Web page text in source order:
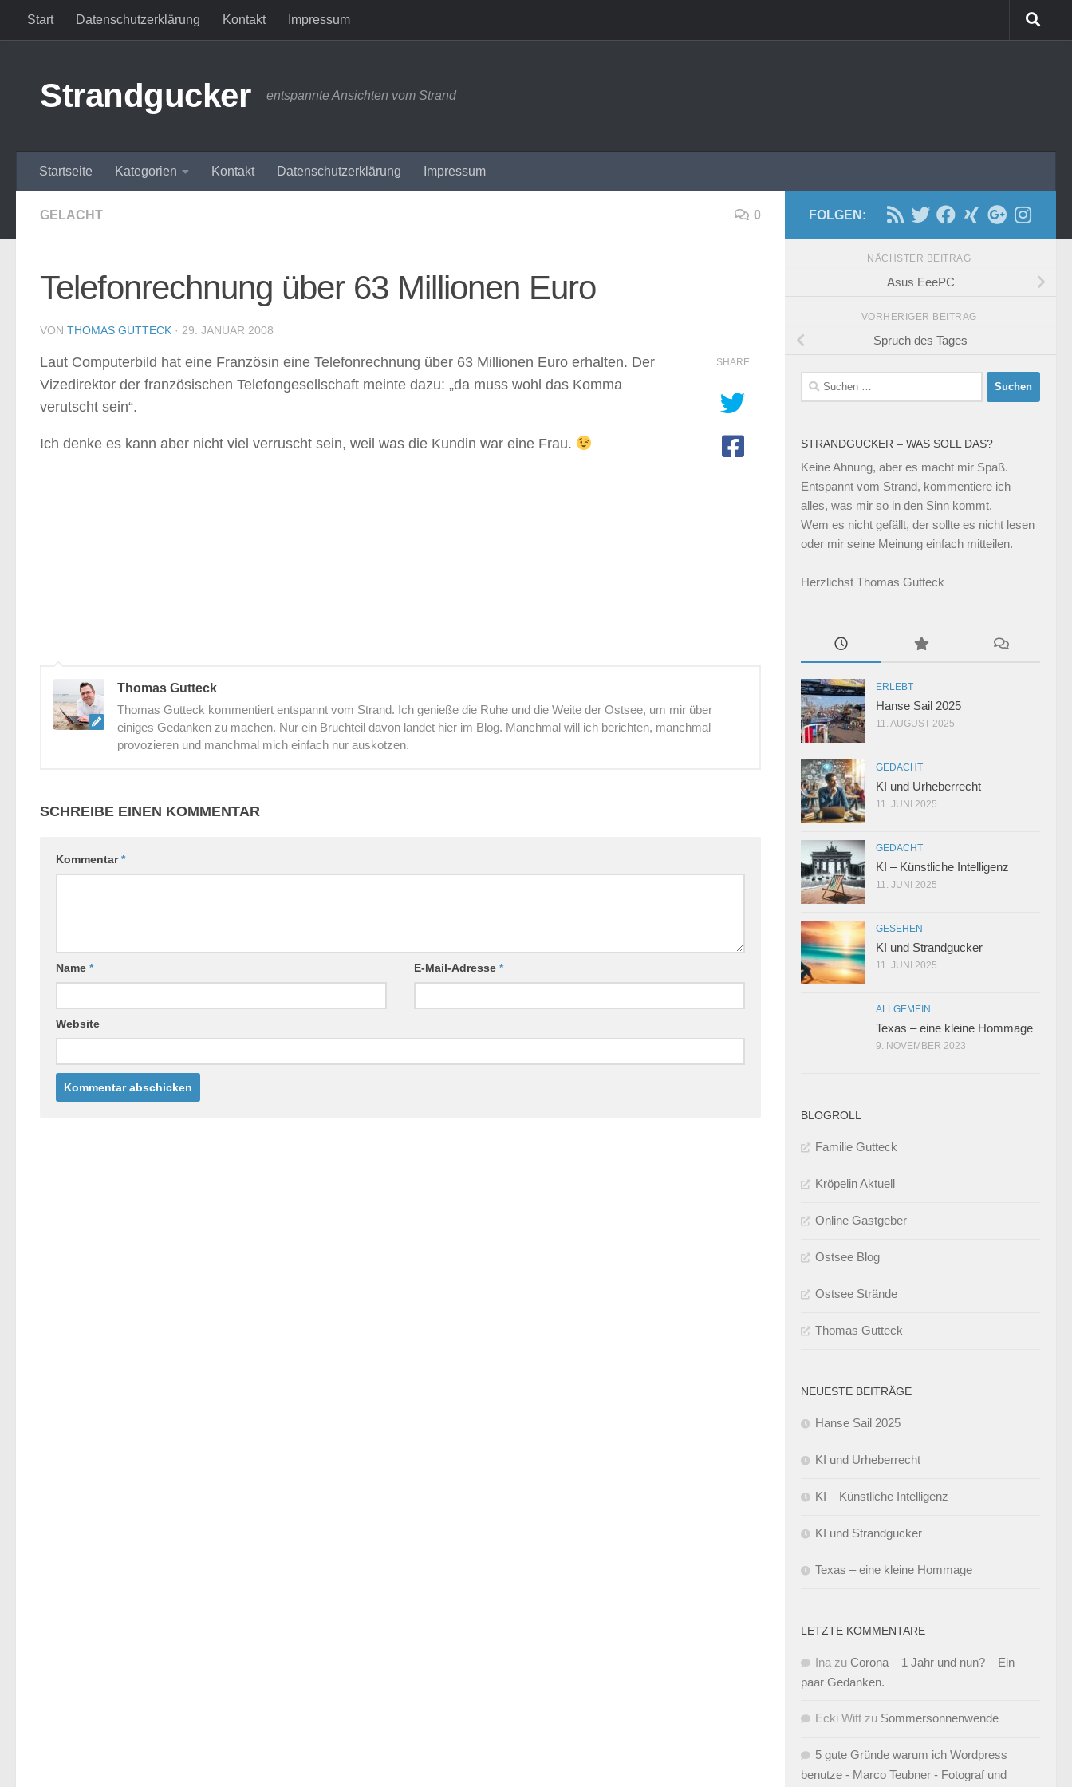
Zum Inhalt springen
Start Datenschutzerklärung Kontakt Impressum
Strandgucker entspannte Ansichten vom Strand
Startseite Kategorien Kontakt Datenschutzerklärung Impressum
GELACHT 0
Telefonrechnung über 63 Millionen Euro
VON THOMAS GUTTECK · 29. JANUAR 2008
Laut Computerbild hat eine Französin eine Telefonrechnung über 63 Millionen Euro erhalten. Der
Vizedirektor der französischen Telefongesellschaft meinte dazu: „da muss wohl das Komma
verutscht sein“.
Ich denke es kann aber nicht viel verruscht sein, weil was die Kundin war eine Frau.
SHARE
Thomas Gutteck
Thomas Gutteck kommentiert entspannt vom Strand. Ich genieße die Ruhe und die Weite der Ostsee, um mir über
einiges Gedanken zu machen. Nur ein Bruchteil davon landet hier im Blog. Manchmal will ich berichten, manchmal
provozieren und manchmal mich einfach nur auskotzen.
SCHREIBE EINEN KOMMENTAR
Kommentar*
Name * E-Mail-Adresse*
Website
FOLGEN:
NÄCHSTER BEITRAG
Asus EeePC
VORHERIGER BEITRAG
Spruch des Tages
Suchen
nach:
STRANDGUCKER – WAS SOLL DAS?
Keine Ahnung, aber es macht mir Spaß.
Entspannt vom Strand, kommentiere ich
alles, was mir so in den Sinn kommt.
Wem es nicht gefällt, der sollte es nicht lesen
oder mir seine Meinung einfach mitteilen.
Herzlichst Thomas Gutteck
ERLEBT
Hanse Sail 2025
11. AUGUST 2025
GEDACHT
KI und Urheberrecht
11. JUNI 2025
GEDACHT
KI – Künstliche Intelligenz
11. JUNI 2025
GESEHEN
KI und Strandgucker
11. JUNI 2025
ALLGEMEIN
Texas – eine kleine Hommage
9. NOVEMBER 2023
BLOGROLL
Familie Gutteck
Kröpelin Aktuell
Online Gastgeber
Ostsee Blog
Ostsee Strände
Thomas Gutteck
NEUESTE BEITRÄGE
Hanse Sail 2025
KI und Urheberrecht
KI – Künstliche Intelligenz
KI und Strandgucker
Texas – eine kleine Hommage
LETZTE KOMMENTARE
Ina zu Corona – 1 Jahr und nun? – Ein
paar Gedanken.
Ecki Witt zu Sommersonnenwende
5 gute Gründe warum ich Wordpress
benutze - Marco Teubner - Fotograf und